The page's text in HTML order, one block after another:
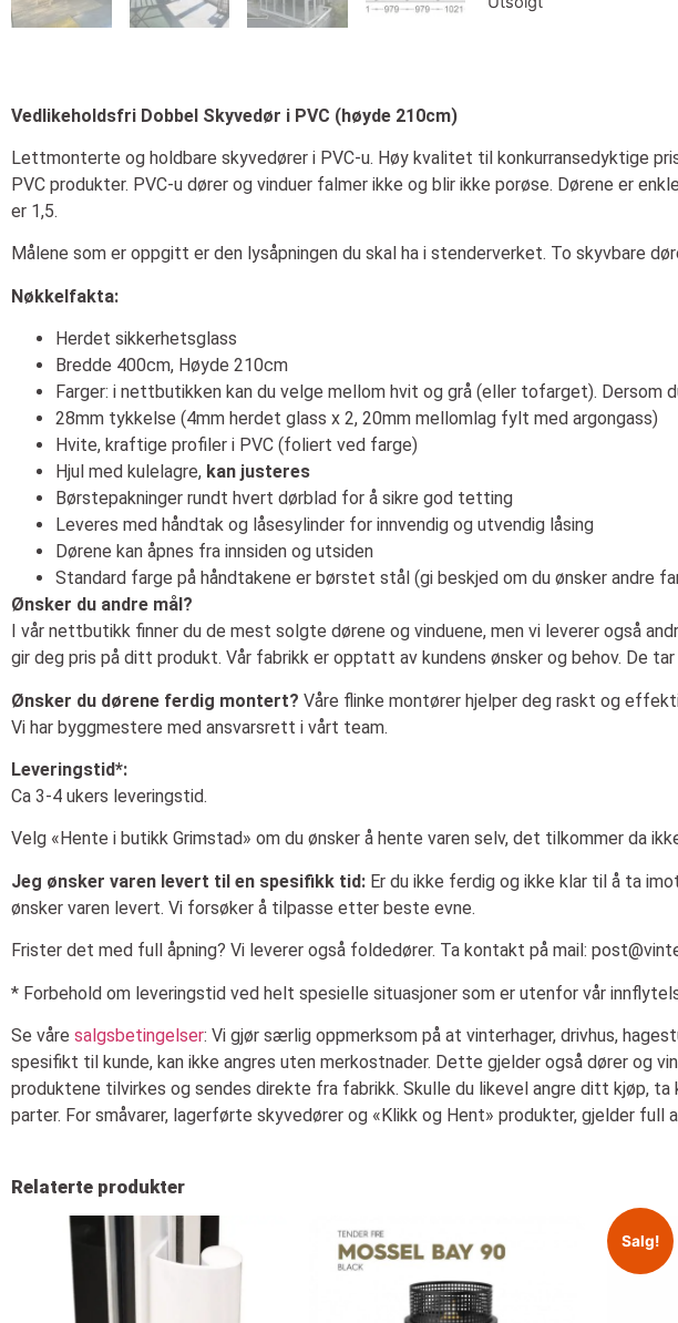
Vedlikeholdsfri Dobbel Skyvedør i PVC (høyde 210cm)
Lettmonterte og holdbare skyvedører i PVC-u. Høy kvalitet til konkurransedyktige
PVC produkter. PVC-u dører og vinduer falmer ikke og blir ikke porøse. Dørene er
er 1,5.
Målene som er oppgitt er den lysåpningen du skal ha i stenderverket. To skyvbare
Nøkkelfakta:
Herdet sikkerhetsglass
Bredde 400cm, Høyde 210cm
Farger: i nettbutikken kan du velge mellom hvit og grå (eller tofarget). Dersom
28mm tykkelse (4mm herdet glass x 2, 20mm mellomlag fylt med argongass)
Hvite, kraftige profiler i PVC (foliert ved farge)
Hjul med kulelagre, kan justeres
Børstepakninger rundt hvert dørblad for å sikre god tetting
Leveres med håndtak og låsesylinder for innvendig og utvendig låsing
Dørene kan åpnes fra innsiden og utsiden
Standard farge på håndtakene er børstet stål (gi beskjed om du ønsker andre
Ønsker du andre mål?
I vår nettbutikk finner du de mest solgte dørene og vinduene, men vi leverer også
gir deg pris på ditt produkt. Vår fabrikk er opptatt av kundens ønsker og behov. De
Ønsker du dørene ferdig montert? Våre flinke montører hjelper deg raskt og
Vi har byggmestere med ansvarsrett i vårt team.
Leveringstid*:
Ca 3-4 ukers leveringstid.
Velg «Hente i butikk Grimstad» om du ønsker å hente varen selv, det tilkommer da
Jeg ønsker varen levert til en spesifikk tid: Er du ikke ferdig og ikke klar til å ta
ønsker varen levert. Vi forsøker å tilpasse etter beste evne.
Frister det med full åpning? Vi leverer også foldedører. Ta kontakt på mail:
* Forbehold om leveringstid ved helt spesielle situasjoner som er utenfor vår
Se våre salgsbetingelser: Vi gjør særlig oppmerksom på at vinterhager, drivhus,
spesifikt til kunde, kan ikke angres uten merkostnader. Dette gjelder også dører og
produktene tilvirkes og sendes direkte fra fabrikk. Skulle du likevel angre ditt kjøp,
parter. For småvarer, lagerførte skyvedører og «Klikk og Hent» produkter, gjelder
Relaterte produkter
Salg!